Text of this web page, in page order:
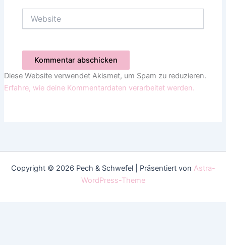
Diese Website verwendet Akismet, um Spam zu reduzieren.
Erfahre, wie deine Kommentardaten verarbeitet werden.
Copyright © 2026 Pech & Schwefel | Präsentiert von Astra-
WordPress-Theme